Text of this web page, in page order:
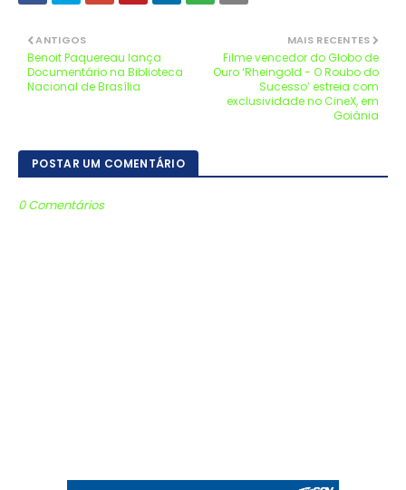
MAIS RECENTES
Filme vencedor do Globo de
Ouro ‘Rheingold - O Roubo do
Sucesso’ estreia com
exclusividade no CineX, em
Goiânia
ANTIGOS
Benoit Paquereau lança
Documentário na Biblioteca
Nacional de Brasília
POSTAR UM COMENTÁRIO
0 Comentários